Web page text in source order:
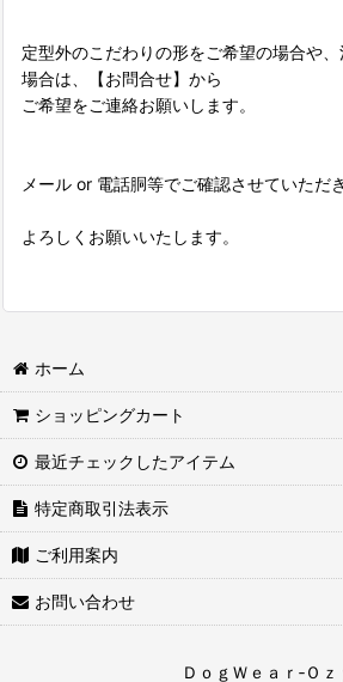
定型外のこだわりの形をご希望の場合や
場合は、【お問合せ】から
ご希望をご連絡お願いします。
メール or 電話胴等でご確認させていただ
よろしくお願いいたします。
ホーム
ショッピングカート
最近チェックしたアイテム
特定商取引法表示
ご利用案内
お問い合わせ
ＤｏｇＷｅａｒ‐Ｏｚ